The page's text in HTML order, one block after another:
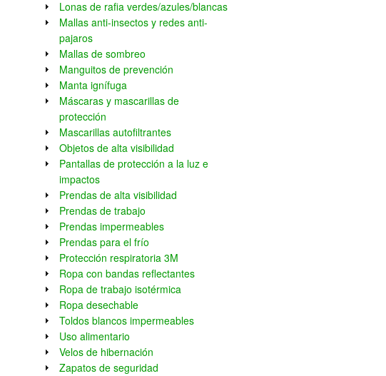
Lonas de rafia verdes/azules/blancas
Mallas anti-insectos y redes anti-
pajaros
Mallas de sombreo
Manguitos de prevención
Manta ignífuga
Máscaras y mascarillas de
protección
Mascarillas autofiltrantes
Objetos de alta visibilidad
Pantallas de protección a la luz e
impactos
Prendas de alta visibilidad
Prendas de trabajo
Prendas impermeables
Prendas para el frío
Protección respiratoria 3M
Ropa con bandas reflectantes
Ropa de trabajo isotérmica
Ropa desechable
Toldos blancos impermeables
Uso alimentario
Velos de hibernación
Zapatos de seguridad